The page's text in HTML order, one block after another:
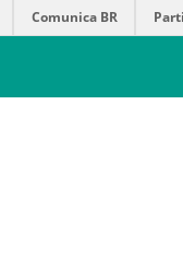
Comunica BR